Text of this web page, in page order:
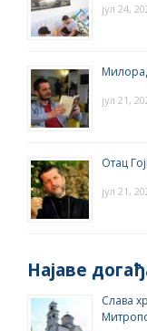
јул 24,
јул 21,
Отац
јул 21,
Најаве
Слава